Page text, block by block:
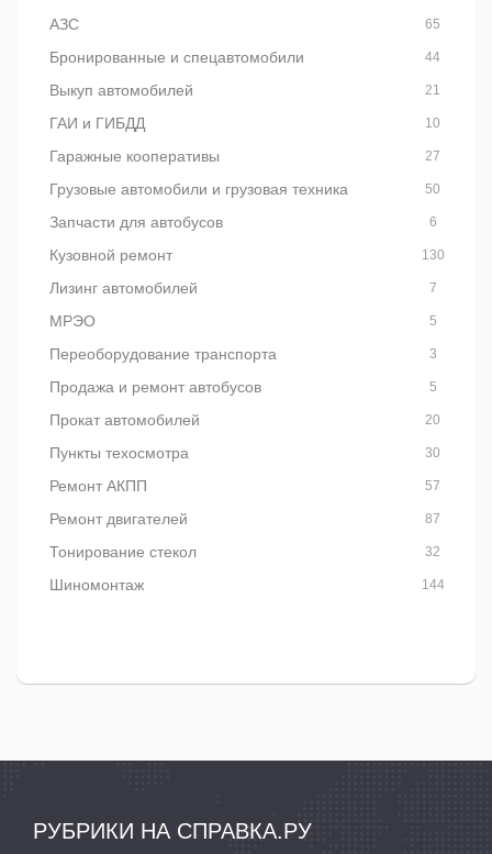
АЗС 65
Бронированные и спецавтомобили 44
Выкуп автомобилей 21
ГАИ и ГИБДД 10
Гаражные кооперативы 27
Грузовые автомобили и грузовая техника 50
Запчасти для автобусов 6
Кузовной ремонт 130
Лизинг автомобилей 7
МРЭО 5
Переоборудование транспорта 3
Продажа и ремонт автобусов 5
Прокат автомобилей 20
Пункты техосмотра 30
Ремонт АКПП 57
Ремонт двигателей 87
Тонирование стекол 32
Шиномонтаж 144
РУБРИКИ НА СПРАВКА.РУ